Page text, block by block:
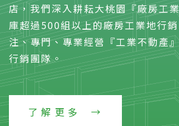
店，我們深入耕耘大桃園『廠房工
庫超過500組以上的廠房工業地行銷
注、專門、專業經營『工業不動產
行銷團隊。
了解更多